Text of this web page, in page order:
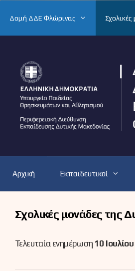
Δομή ΔΔΕ Φλώρινας
Αρχική Εκπαιδευτικοί
Σχολικές μονάδες της
Τελευταία ενημέρωση 10